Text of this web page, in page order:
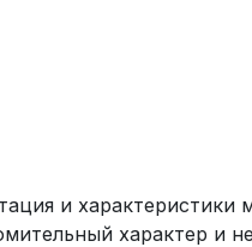
и характеристики
характер и